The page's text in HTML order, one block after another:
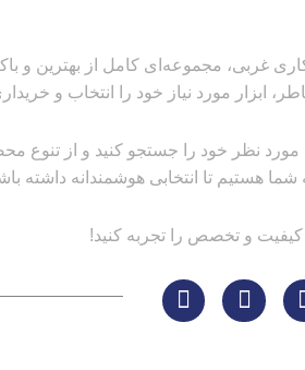
غربی، مجموعه‌ای کامل از بهترین و
ابزار مورد نیاز خود را انتخاب و
نظر خود را جستجو کنید و از تنوع
هستیم تا انتخابی هوشمندانه داشته
کیفیت و تخصص را تجربه کنید!